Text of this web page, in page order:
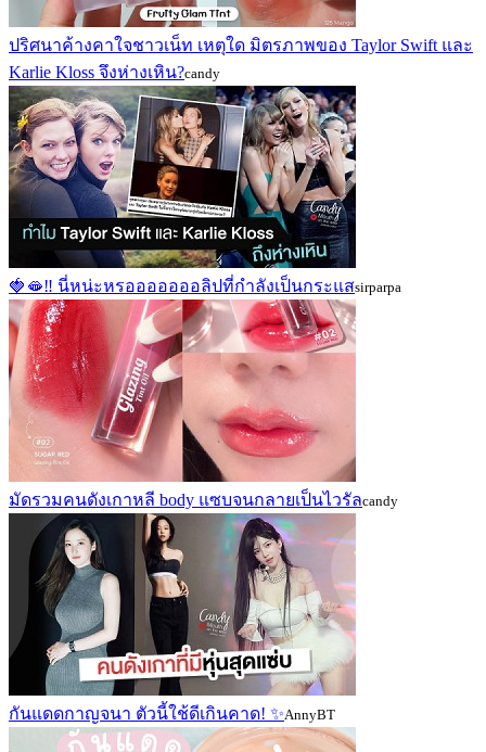
ปริศนาค้างคาใจชาวเน็ท เหตุใด มิตรภาพของ Taylor Swift และ
Karlie Kloss จึงห่างเหิน?candy
🍓🫦‼ นี่หน่ะหรอออออออลิปที่กำลังเป็นกระแสsirparpa
มัดรวมคนดังเกาหลี body แซบจนกลายเป็นไวรัลcandy
กันแดดกาญจนา ตัวนี้ใช้ดีเกินคาด! ✨️AnnyBT